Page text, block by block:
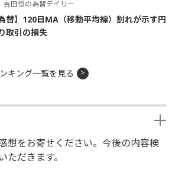
吉田恒の為替デイリー
為替】120日MA（移動平均線）割れが示す円
取引の損失
キング一覧を見る
想をお寄せください。今後の内容検
だきます。